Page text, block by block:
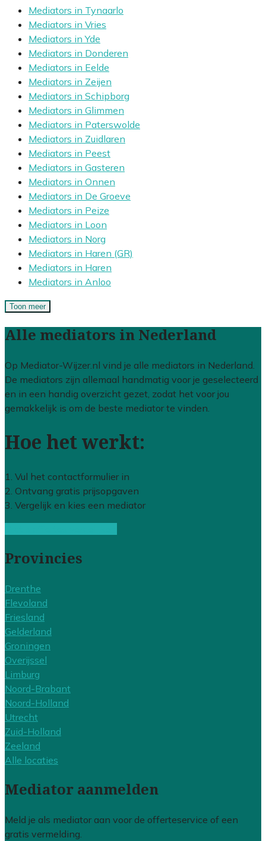
Mediators in Tynaarlo
Mediators in Vries
Mediators in Yde
Mediators in Donderen
Mediators in Eelde
Mediators in Zeijen
Mediators in Schipborg
Mediators in Glimmen
Mediators in Paterswolde
Mediators in Zuidlaren
Mediators in Peest
Mediators in Gasteren
Mediators in Onnen
Mediators in De Groeve
Mediators in Peize
Mediators in Loon
Mediators in Norg
Mediators in Haren (GR)
Mediators in Haren
Mediators in Anloo
Toon meer
Alle mediators in Nederland
Op Mediator-Wijzer.nl vind je alle mediators in Nederland.
De mediators zijn allemaal handmatig voor je geselecteerd
en in een handig overzicht gezet, zodat het voor jou
gemakkelijk is om de beste mediator te vinden.
Hoe het werkt:
1. Vul het contactformulier in
2. Ontvang gratis prijsopgaven
3. Vergelijk en kies een mediator
Provincies
Drenthe
Flevoland
Friesland
Gelderland
Groningen
Overijssel
Limburg
Noord-Brabant
Noord-Holland
Utrecht
Zuid-Holland
Zeeland
Alle locaties
Mediator aanmelden
Meld je als mediator aan voor de offerteservice of een
gratis vermelding.